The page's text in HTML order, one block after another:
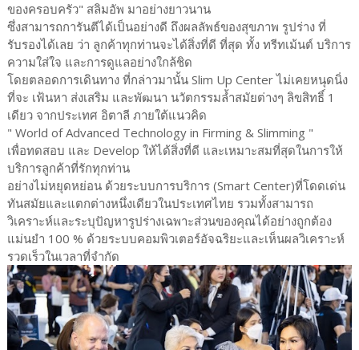
ของครอบครัว" สลิมอัพ มาอย่างยาวนาน
ซึ่งสามารถการันตีได้เป็นอย่างดี ถึงผลลัพธ์ของสุขภาพ รูปร่าง ที่
รับรองได้เลย ว่า ลูกค้าทุกท่านจะได้สิ่งที่ดี ที่สุด ทั้ง ทรีทเม้นต์ บริการ
ความใส่ใจ และการดูแลอย่างใกล้ชิด
โดยตลอดการเดินทาง ที่กล่าวมานั้น Slim Up Center ไม่เคยหนุดนิ่ง
ที่จะ เฟ้นหา ส่งเสริม และพัฒนา นวัตกรรมล้ำสมัยต่างๆ ลิขสิทธิ์ 1
เดียว จากประเทศ อิตาลี ภายใต้แนวคิด
" World of Advanced Technology in Firming & Slimming "
เพื่อทดสอบ และ Develop ให้ได้สิ่งที่ดี และเหมาะสมที่สุดในการให้
บริการลูกค้าที่รักทุกท่าน
อย่างไม่หยุดหย่อน ด้วยระบบการบริการ (Smart Center)ที่โดดเด่น
ทันสมัยและแตกต่างหนึ่งเดียวในประเทศไทย รวมทั้งสามารถ
วิเคราะห์และระบุปัญหารูปร่างเฉพาะส่วนของคุณได้อย่างถูกต้อง
แม่นยำ 100 % ด้วยระบบคอมพิวเตอร์อัจฉริยะและเห็นผลวิเคราะห์
รวดเร็วในเวลาที่จำกัด